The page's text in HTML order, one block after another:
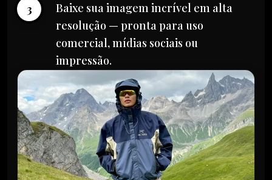
3
Baixe sua imagem incrível em alta
resolução — pronta para uso
comercial, mídias sociais ou
impressão.